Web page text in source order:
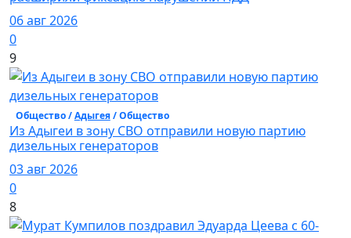
06 авг 2026
0
9
Общество /Адыгея/ Общество
Из Адыгеи в зону СВО отправили новую партию
дизельных генераторов
03 авг 2026
0
8